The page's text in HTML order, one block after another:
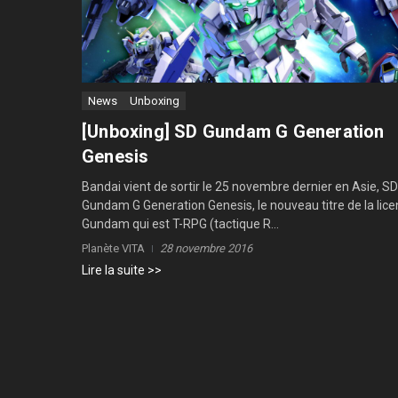
News Unboxing
[Unboxing] SD Gundam G Generation
Genesis
Bandai vient de sortir le 25 novembre dernier en Asie, SD
Gundam G Generation Genesis, le nouveau titre de la
Gundam qui est T-RPG (tactique R...
Planète VITA 28 novembre 2016
Lire la suite >>